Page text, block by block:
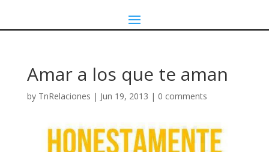
Amar a los que te aman
by TnRelaciones | Jun 19, 2013 | 0 comments